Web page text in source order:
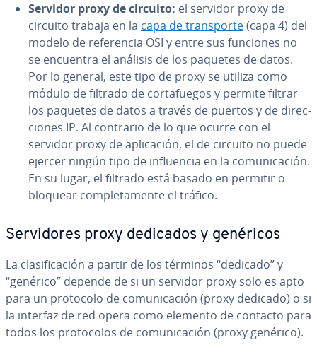
Servidor proxy de circuito: el servidor proxy de
circuito trabaja en la capa de tra­n­s­po­r­te(capa 4) del
modelo de re­fe­re­n­cia OSI y entre sus funciones no
se encuentra el análisis de los paquetes de datos.
Por lo general, este tipo de proxy se utiliza como
módulo de filtrado de co­r­ta­fue­gos y permite filtrar
los paquetes de datos a través de puertos y de di­re­c­
cio­nes IP. Al contrario de lo que ocurre con el
servidor proxy de apli­ca­ción, el de circuito no puede
ejercer ningún tipo de in­flue­n­cia en la co­mu­ni­ca­ción.
En su lugar, el filtrado está basado en permitir o
bloquear co­m­ple­ta­me­n­te el tráfico.
Se­r­vi­do­res proxy dedicados y genéricos
La cla­si­fi­ca­ción a partir de los términos “dedicado” y
“genérico” depende de si un servidor proxy solo es apto
para un protocolo de co­mu­ni­ca­ción (proxy dedicado) o si
la interfaz de red opera como elemento de contacto para
todos los pro­to­co­los de co­mu­ni­ca­ción (proxy genérico).